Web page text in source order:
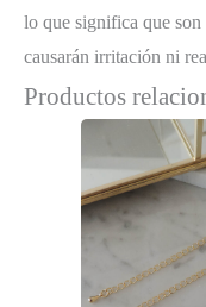
lo que significa que son
causarán irritación ni
Productos